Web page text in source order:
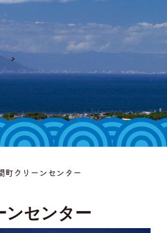
間町
町クリーンセンター
ンセンター